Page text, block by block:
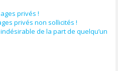
privés !
privés non sollicités !
de la part de quelqu’un